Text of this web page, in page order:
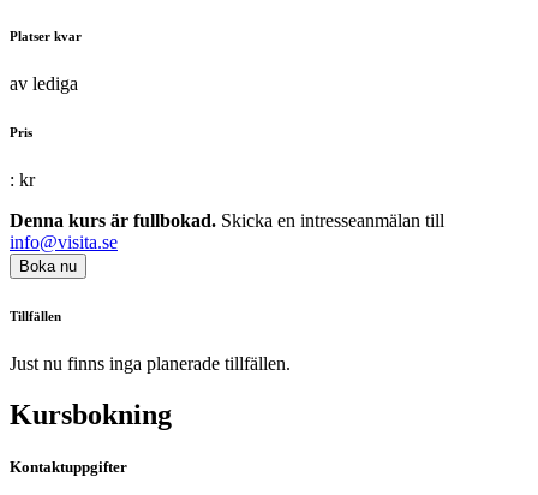
Platser kvar
av lediga
Pris
: kr
Denna kurs är fullbokad. Skicka en intresseanmälan till
info@visita.se
Boka nu
Tillfällen
Just nu finns inga planerade tillfällen.
Kursbokning
Kontaktuppgifter